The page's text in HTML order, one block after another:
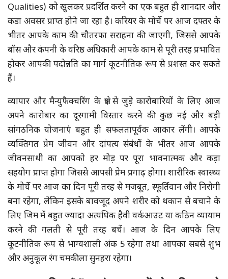
Qualities) को खुलकर प्रदर्शित करने का एक बहुत ही शानदार और
कडा अवसर प्राप्त होने जा रहा है। करियर के मोर्चे पर आज दफ्तर के
भीतर आपके काम की चौतरफा सराहना की जाएगी, जिससे आपके
बॉस और कंपनी के वरिष्ठ अधिकारी आपके काम से पूरी तरह प्रभावित
होकर आपकी पदोन्नति का मार्ग कूटनीतिक रूप से प्रशस्त कर सकते
हैं।
व्यापार और मैन्युफैक्चरिंग के क्षेत्र से जुड़े कारोबारियों के लिए आज
अपने कारोबार का दूरगामी विस्तार करने की कुछ नई और बड़ी
सांगठनिक योजनाएं बहुत ही सफलतापूर्वक आकार लेंगी। आपके
व्यक्तिगत प्रेम जीवन और दांपत्य संबंधों के भीतर आज आपके
जीवनसाथी का आपको हर मोड़ पर पूरा भावनात्मक और कड़ा
सहयोग प्राप्त होगा जिससे आपसी प्रेम प्रगाढ़ होगा। शारीरिक स्वास्थ्य
के मोर्चे पर आज का दिन पूरी तरह से मजबूत, स्फूर्तिवान और निरोगी
बना रहेगा, लेकिन इसके बावजूद अपने शरीर को थकान से बचाने के
लिए जिम में बहुत ज्यादा अत्यधिक हैवी वर्कआउट या कठिन व्यायाम
करने की गलती से पूरी तरह बचें। आज के दिन आपके लिए
कूटनीतिक रूप से भाग्यशाली अंक 5 रहेगा तथा आपका सबसे शुभ
और अनुकूल रंग चमकीला सुनहरा रहेगा।